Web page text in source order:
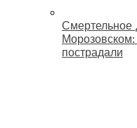
пострадали